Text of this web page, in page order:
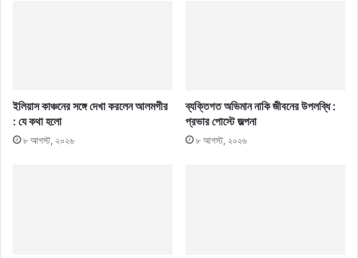
ইলিয়াস কাঞ্চনের সঙ্গে দেখা করলেন আলমগীর
: যে কথা হলো
৮ আগস্ট, ২০২৬
ব্যক্তিগত অভিমান নাকি জীবনের উপলব্ধি :
প্রভার পোস্টে জল্পনা
৮ আগস্ট, ২০২৬